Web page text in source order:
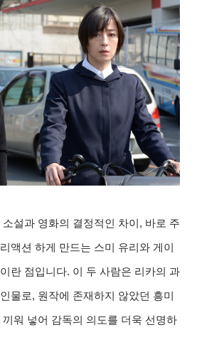
설과 영화의 결정적인 차이 , 바로 주
액션 하게 만드는 스미 유리와 게이
란 점입니다. 이 두 사람은 리카의 과
물로, 원작에 존재하지 않았던 흥미
워 넣어 감독의 의도를 더욱 선명하